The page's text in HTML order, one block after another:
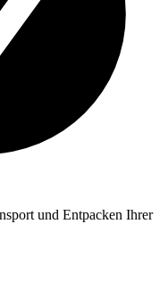
und Entpacken Ihrer